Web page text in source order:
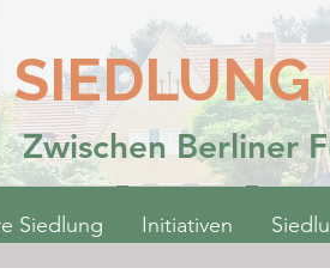
SIEDLUNG
Zwischen Berliner
Siedlung Initiativen